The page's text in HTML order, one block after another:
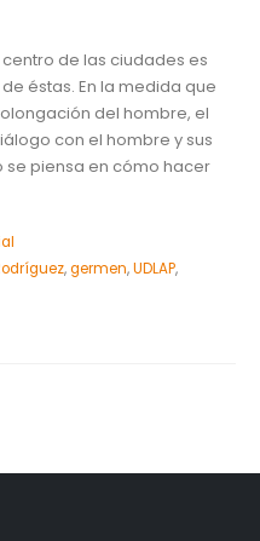
de las ciudades es
éstas. En la medida que
del hombre, el
con el hombre y sus
piensa en cómo hacer
,germen,UDLAP,